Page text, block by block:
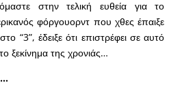
στην τελική ευθεία για το
φόργουορντ που χθες έπαιξε
“3”, έδειξε ότι επιστρέφει σε αυτό
ξεκίνημα της χρονιάς…